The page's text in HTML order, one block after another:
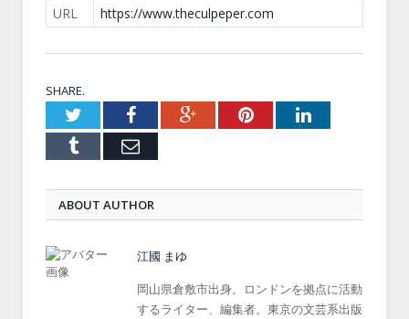
URL https://www.theculpeper.com
SHARE.
TwitterFacebookGoogle+PinterestLinkedIn
Tumblr Email
ABOUT AUTHOR
江國 まゆ
岡山県倉敷市出身。ロンドンを拠点に活動
するライター、編集者。東京の文芸系出版